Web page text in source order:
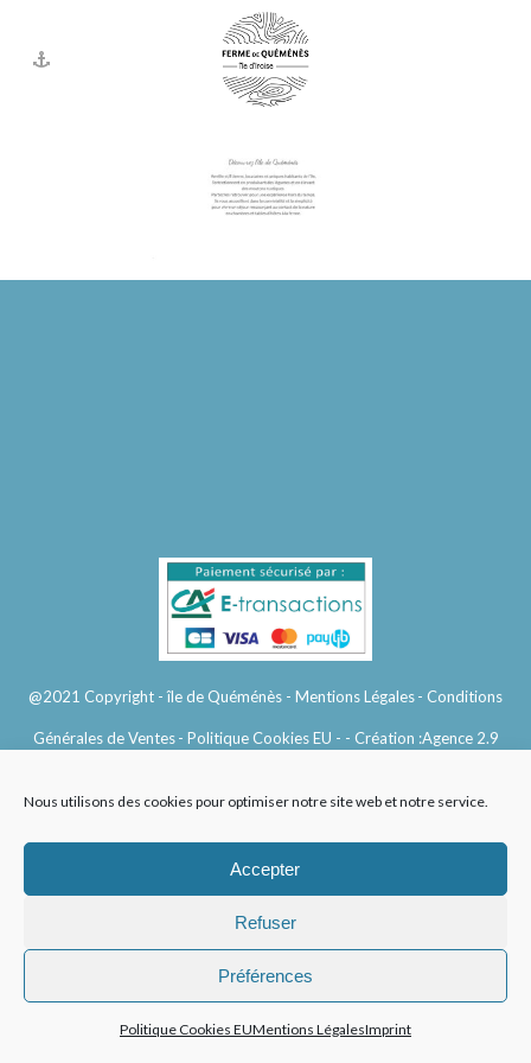
Nous utilisons des cookies pour optimiser notre site web et notre service.
Accepter
Refuser
Préférences
Politique Cookies EUMentions LégalesImprint
@2021 Copyright - île de Quéménès - Mentions Légales- Conditions
Générales de Ventes - Politique Cookies EU - - Création :Agence 2.9